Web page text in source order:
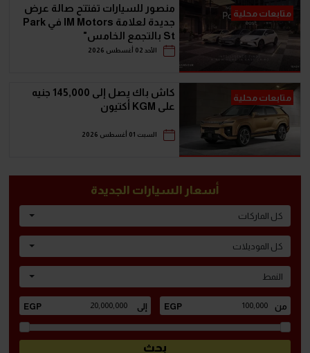
متابعات محلية
منصور للسيارات تفتتح صالة عرض
جديدة لعلامة IM Motors في Park
St بالتجمع الخامس"
الأحد 02 أغسطس 2026
متابعات محلية
كاش باك يصل إلى 145,000 جنيه
على KGM أكتيون
السبت 01 أغسطس 2026
أسعار السيارات الجديدة
كل الماركات
كل الموديلات
النمط